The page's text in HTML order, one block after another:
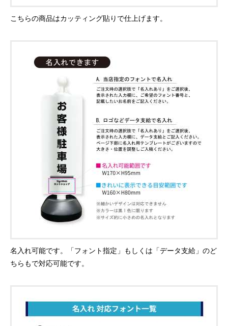
こちらの商品はカッティング貼りで仕上げます。
名入れ可能です。「フォント指定」もしくは「データ支給」のど
ちらもで対応可能です。